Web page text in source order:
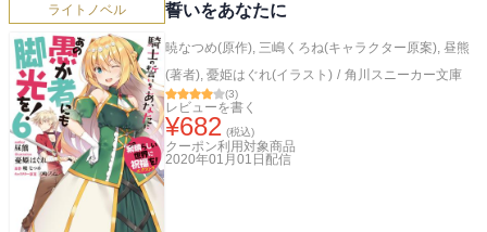
ライトノベル
誓いをあなたに
暁なつめ(原作), 三嶋くろね(キャラクター原案), 昼熊
(著者), 憂姫はぐれ(イラスト) / 角川スニーカー文庫
(3)
レビューを書く
¥682 (税込)
クーポン利用対象商品
2020年01月01日 配信